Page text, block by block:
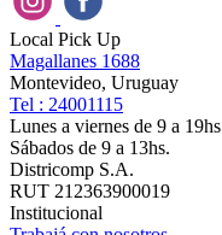
Local Pick Up
Magallanes 1688
Montevideo, Uruguay
Tel : 24001115
Lunes a viernes de 9 a 19hs
Sábados de 9 a 13hs.
Districomp S.A.
RUT 212363900019
Institucional